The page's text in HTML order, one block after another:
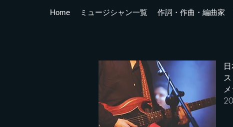
Home ミュージシャン一覧 作詞・作曲・編曲家